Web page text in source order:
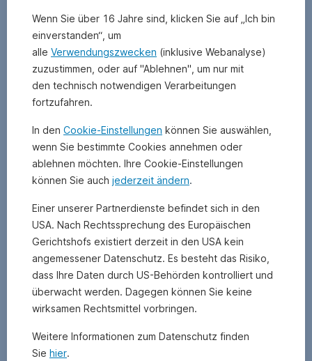
Zurück
Wenn Sie über 16 Jahre sind, klicken Sie auf „Ich bin
einverstanden“, um
alle Verwendungszwecken (inklusive Webanalyse)
zuzustimmen, oder auf "Ablehnen", um nur mit
den technisch notwendigen Verarbeitungen
fortzufahren.
In den Cookie-Einstellungen können Sie auswählen,
wenn Sie bestimmte Cookies annehmen oder
ablehnen möchten. Ihre Cookie-Einstellungen
können Sie auch jederzeit ändern.
Einer unserer Partnerdienste befindet sich in den
USA. Nach Rechtssprechung des Europäischen
Gerichtshofs existiert derzeit in den USA kein
angemessener Datenschutz. Es besteht das Risiko,
dass Ihre Daten durch US-Behörden kontrolliert und
überwacht werden. Dagegen können Sie keine
wirksamen Rechtsmittel vorbringen.
Weitere Informationen zum Datenschutz finden
Sie hier.